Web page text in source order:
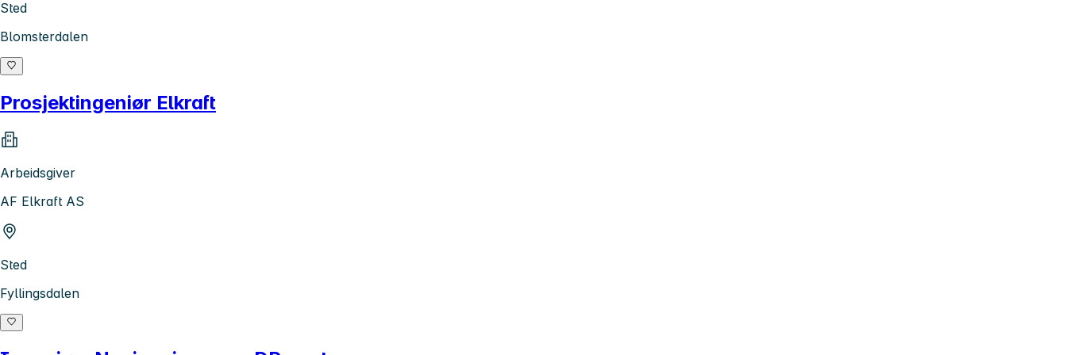
Sted
Blomsterdalen
Prosjektingeniør Elkraft
Arbeidsgiver
AF Elkraft AS
Sted
Fyllingsdalen